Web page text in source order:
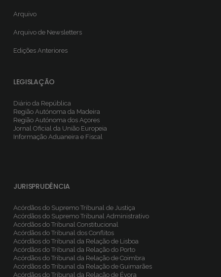
Arquivo
Arquivo de Newsletters
Edições Anteriores
LEGISLAÇÃO
Diário da República
Região Autónoma da Madeira
Região Autónoma dos Açores
Jornal Oficial da União Europeia
Informação Aduaneira e Fiscal
JURISPRUDÊNCIA
Acórdãos do Supremo Tribunal de Justiça
Acórdãos do Supremo Tribunal Administrativo
Acórdãos do Tribunal Constitucional
Acórdãos do Tribunal dos Conflitos
Acórdãos do Tribunal da Relação de Lisboa
Acórdãos do Tribunal da Relação do Porto
Acórdãos do Tribunal da Relação de Coimbra
Acórdãos do Tribunal da Relação de Guimarães
Acórdãos do Tribunal da Relação de Évora